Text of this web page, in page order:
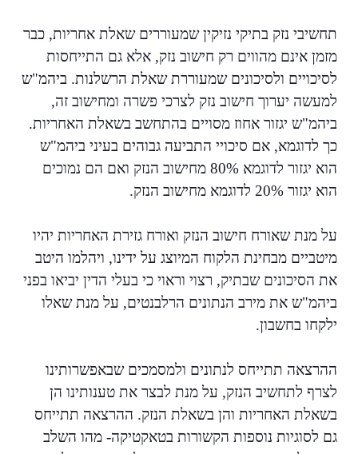
תחשיבי נזק בתיקי נזיקין שמעוררים שאלת אחריות, כבר
מזמן אינם מהווים רק חישוב נזק, אלא גם התייחסות
לסיכויים ולסיכונים שמעוררת שאלת הרשלנות. ביהמ"ש
למעשה יערוך חישוב נזק לצרכי פשרה ומחישוב זה,
ביהמ"ש יגזור אחוז מסויים בהתחשב בשאלת האחריות.
כך לדוגמא, אם סיכויי התביעה גבוהים בעיני ביהמ"ש
הוא יגזור לדוגמא 80% מחישוב הנזק ואם הם נמוכים
הוא יגזור 20% לדוגמא מחישוב הנזק.
על מנת שאורח חישוב הנזק ואורח גזירת האחריות יהיו
מיטביים מבחינת הלקוח המיוצג על ידינו, ויהלמו היטב
את הסיכונים שבתיק, רצוי וראוי כי בעלי הדין יביאו בפני
ביהמ"ש את מירב הנתונים הרלבנטים, על מנת שאלו
ילקחו בחשבון.
ההרצאה תתייחס לנתונים ולמסמכים שבאפשרותינו
לצרף לתחשיב הנזק, על מנת לבצר את טענותינו הן
בשאלת האחריות והן בשאלת הנזק. ההרצאה תתייחס
גם לסוגיות נוספות הקשורות בטאקטיקה- מהו השלב